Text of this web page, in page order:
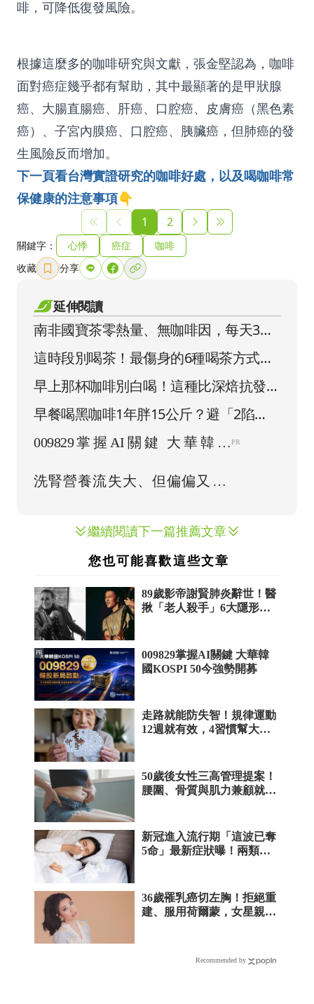
啡，可降低復發風險。
根據這麼多的咖啡研究與文獻，張金堅認為，咖啡
面對癌症幾乎都有幫助，其中最顯著的是甲狀腺
癌、大腸直腸癌、肝癌、口腔癌、皮膚癌（黑色素
癌）、子宮內膜癌、 口腔癌、胰臟癌，但肺癌的發
生風險反而增加。
下一頁看台灣實證研究的咖啡好處，以及喝咖啡常
保健康的注意事項👇
1 2
關鍵字： 心悸 癌症
咖啡
收藏
分享
延伸閱讀
南非國寶茶零熱量、無咖啡因，每天3杯
天然抗老
這時段別喝茶！最傷身的6種喝茶方式，
損害腎功能還增加罹癌風險
早上那杯咖啡別白喝！這種比深焙抗發
炎，加1匙「它」護心顧腸道
早餐喝黑咖啡1年胖15公斤？避「2陷
阱」別讓燃脂飲品成肥胖幫凶
繼續閱讀下一篇推薦文章